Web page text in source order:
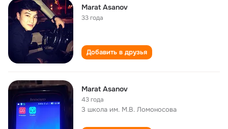
Marat Asanov
33 года
Добавить в друзья
Marat Asanov
43 года
3 школа им. М.В. Ломоносова